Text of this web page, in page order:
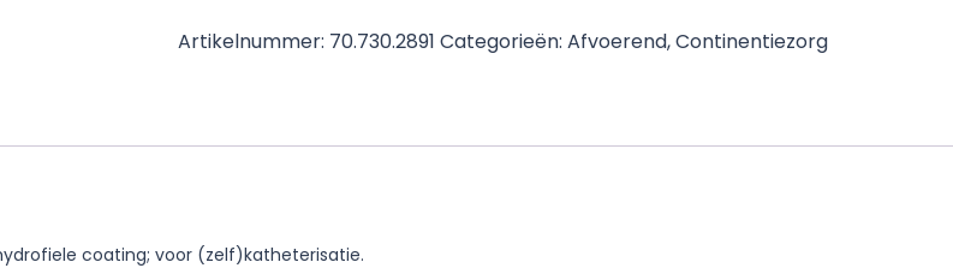
Artikelnummer: 70.730.2891 Categorieën: Afvoerend,Continentiezorg
coating; voor (zelf)katheterisatie.